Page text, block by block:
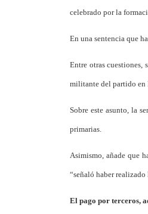
celebrado por la
En una sentencia que
Entre otras cuestiones,
militante del partido en
Sobre este asunto, la
primarias.
Asimismo, añade que
“señaló haber realizado
El pago por terceros,